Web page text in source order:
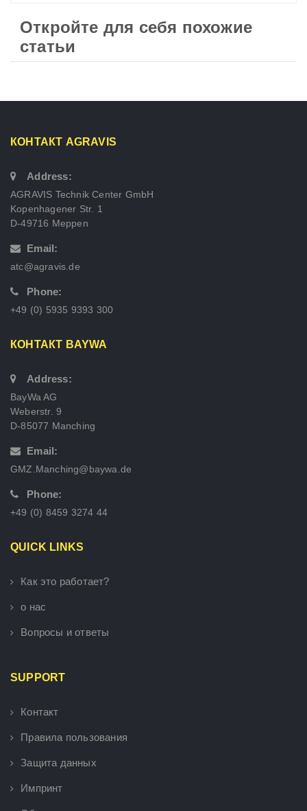
Откройте для себя похожие
статьи
КОНТАКТ AGRAVIS
Address:
AGRAVIS Technik Center GmbH
Kopenhagener Str. 1
D-49716 Meppen
Email:
atc@agravis.de
Phone:
+49 (0) 5935 9393 300
КОНТАКТ BAYWA
Address:
BayWa AG
Weberstr. 9
D-85077 Manching
Email:
GMZ.Manching@baywa.de
Phone:
+49 (0) 8459 3274 44
QUICK LINKS
Как это работает?
о нас
Вопросы и ответы
SUPPORT
Контакт
Правила пользования
Защита данных
Импринт